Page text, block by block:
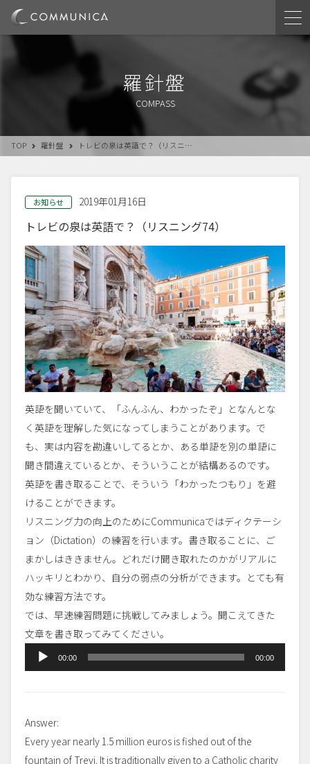
羅針盤
COMPASS
TOP 羅針盤 トレビの泉は英語で？（リスニ…
お知らせ 2019年01月16日
トレビの泉は英語で？（リスニング74）
英語を聞いていて、「ふんふん、わかったぞ」となんとな
く英語を理解した気になってしまうことがあります。で
も、実は内容を勘違いしてるとか、ある単語を別の単語に
聞き間違えているとか、そういうことが結構あるのです。
英語を書き取ることで、そういう「わかったつもり」を避
けることができます。
リスニング力の向上のためにCommunicaではディクテーシ
ョン（Dictation）の練習を行います。書き取ることに、ご
まかしはききません。どれだけ聞き取れたのかがリアルに
ハッキリとわかり、自分の弱点の分析ができます。とても有
効な練習方法です。
では、早速練習問題に挑戦してみましょう。聞こえてきた
文章を書き取ってみてください。
声
ー
ヤ
00:00 00:00
Answer:
Every year nearly 1.5 million euros is fished out of the
fountain of Trevi. It is traditionally given to a Catholic charity